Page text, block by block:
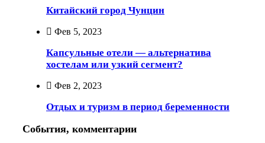
Китайский город Чунцин
Фев 5, 2023
Капсульные отели — альтернатива
хостелам или узкий сегмент?
Фев 2, 2023
Отдых и туризм в период беременности
События, комментарии